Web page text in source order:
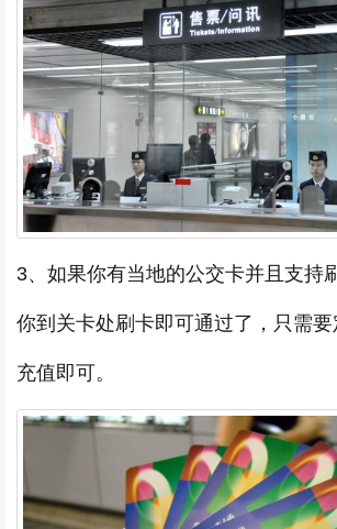
3、如果你有当地的公交卡并且支持
你到关卡处刷卡即可通过了，只需
充值即可。